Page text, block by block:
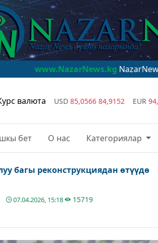
NazarNews - дүйнө
валюта USD 85,0566 84,9152 EUR
бет О нас Категориялар
багы реконструкциядан өтүүдө
07.04.2026, 15:18
15719